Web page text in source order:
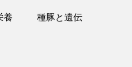
養 種豚と遺伝